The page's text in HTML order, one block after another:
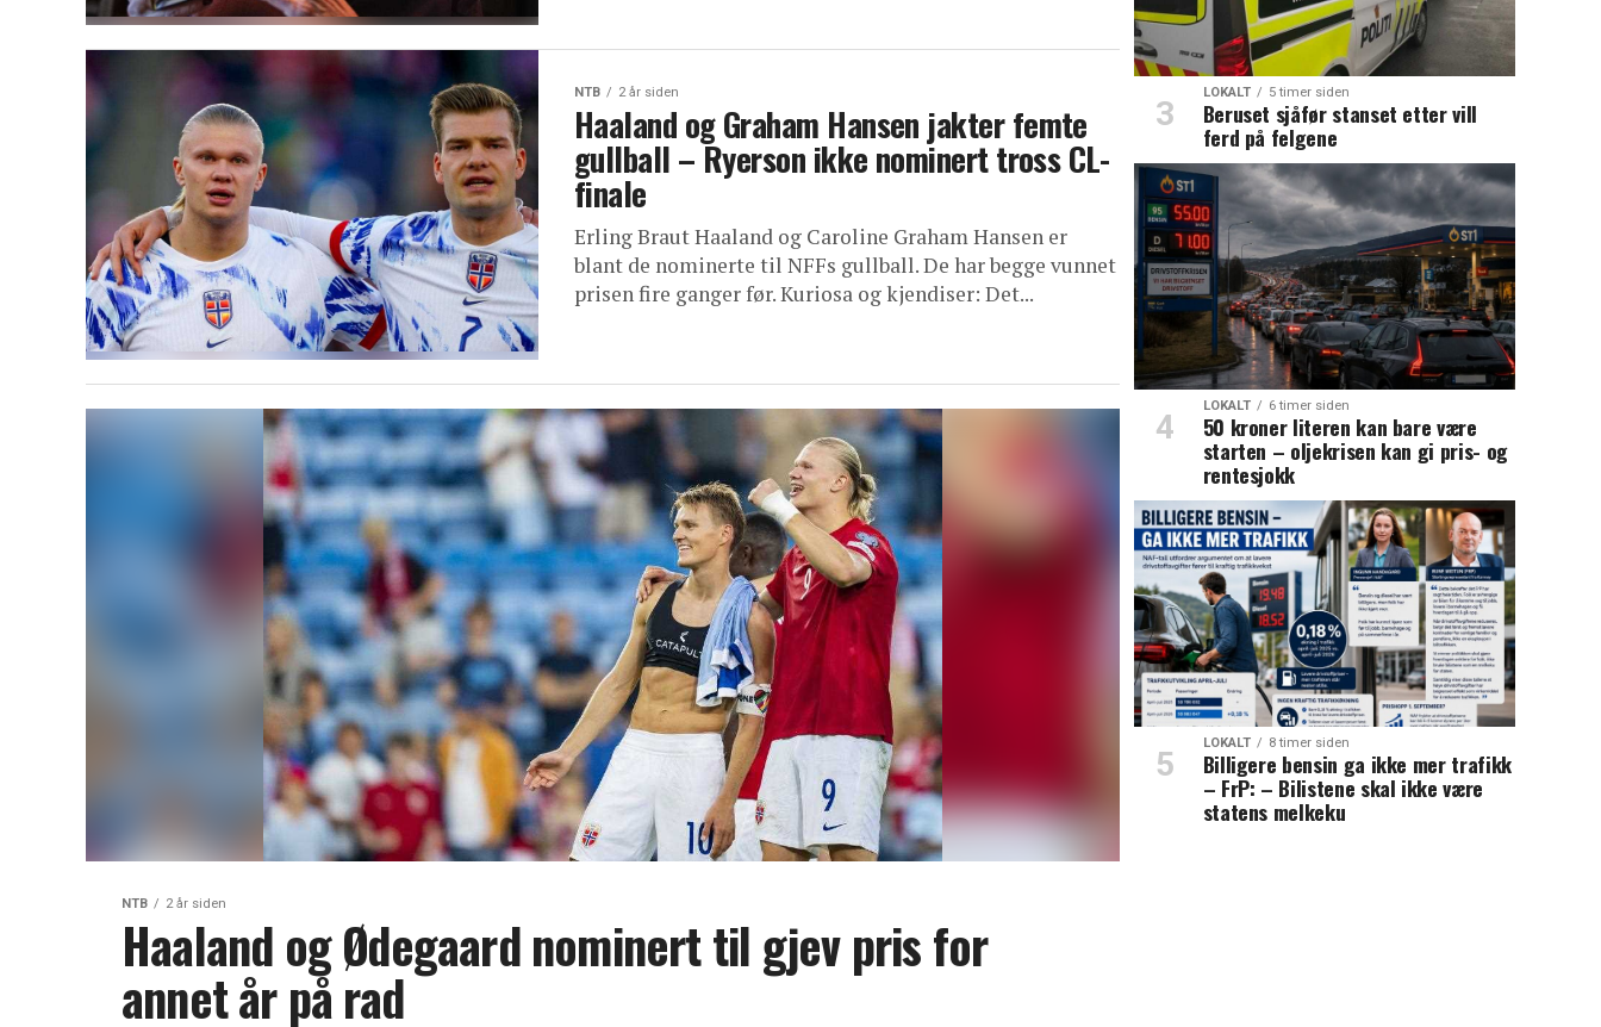
NTB 2 år siden
Haaland og Graham Hansen jakter femte
gullball – Ryerson ikke nominert tross CL-
finale
Erling Braut Haaland og Caroline Graham Hansen er
blant de nominerte til NFFs gullball. De har begge vunnet
prisen fire ganger før. Kuriosa og kjendiser: Det...
NTB 2 år siden
Haaland og Ødegaard nominert til gjev pris for
annet år på rad
LOKALT 5 timer siden
Beruset sjåfør stanset etter vill
ferd på felgene
LOKALT 6 timer siden
50 kroner literen kan bare være
starten – oljekrisen kan gi pris- og
rentesjokk
LOKALT 8 timer siden
Billigere bensin ga ikke mer trafikk
– FrP: – Bilistene skal ikke være
statens melkeku